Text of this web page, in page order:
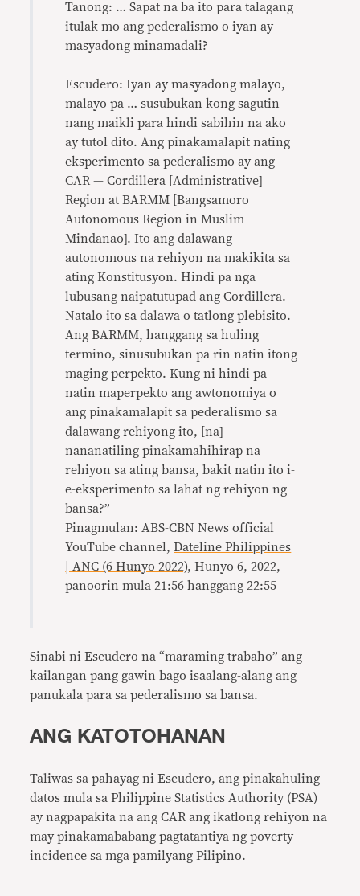
Tanong: … Sapat na ba ito para talagang
itulak mo ang pederalismo o iyan ay
masyadong minamadali?
Escudero: Iyan ay masyadong malayo,
malayo pa … susubukan kong sagutin
nang maikli para hindi sabihin na ako
ay tutol dito. Ang pinakamalapit nating
eksperimento sa pederalismo ay ang
CAR — Cordillera [Administrative]
Region at BARMM [Bangsamoro
Autonomous Region in Muslim
Mindanao]. Ito ang dalawang
autonomous na rehiyon na makikita sa
ating Konstitusyon. Hindi pa nga
lubusang naipatutupad ang Cordillera.
Natalo ito sa dalawa o tatlong plebisito.
Ang BARMM, hanggang sa huling
termino, sinusubukan pa rin natin itong
maging perpekto. Kung ni hindi pa
natin maperpekto ang awtonomiya o
ang pinakamalapit sa pederalismo sa
dalawang rehiyong ito, [na]
nananatiling pinakamahihirap na
rehiyon sa ating bansa, bakit natin ito i-
e-eksperimento sa lahat ng rehiyon ng
bansa?”
Pinagmulan: ABS-CBN News official
YouTube channel,Dateline Philippines
| ANC (6 Hunyo 2022), Hunyo 6, 2022,
panoorin mula 21:56 hanggang 22:55
Sinabi ni Escudero na “maraming trabaho” ang
kailangan pang gawin bago isaalang-alang ang
panukala para sa pederalismo sa bansa.
ANG KATOTOHANAN
Taliwas sa pahayag ni Escudero, ang pinakahuling
datos mula sa Philippine Statistics Authority (PSA)
ay nagpapakita na ang CAR ang ikatlong rehiyon na
may pinakamababang pagtatantiya ng poverty
incidence sa mga pamilyang Pilipino.